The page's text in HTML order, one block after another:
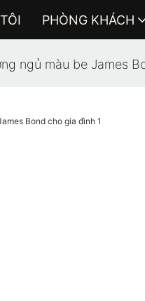
PHÒNG KHÁCH
ngủ màu be James